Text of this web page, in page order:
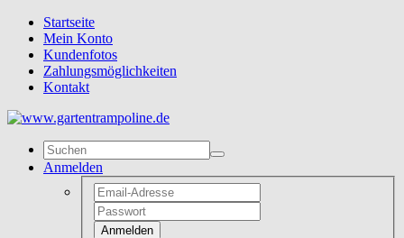
Startseite
Mein Konto
Kundenfotos
Zahlungsmöglichkeiten
Kontakt
Anmelden
Anmelden